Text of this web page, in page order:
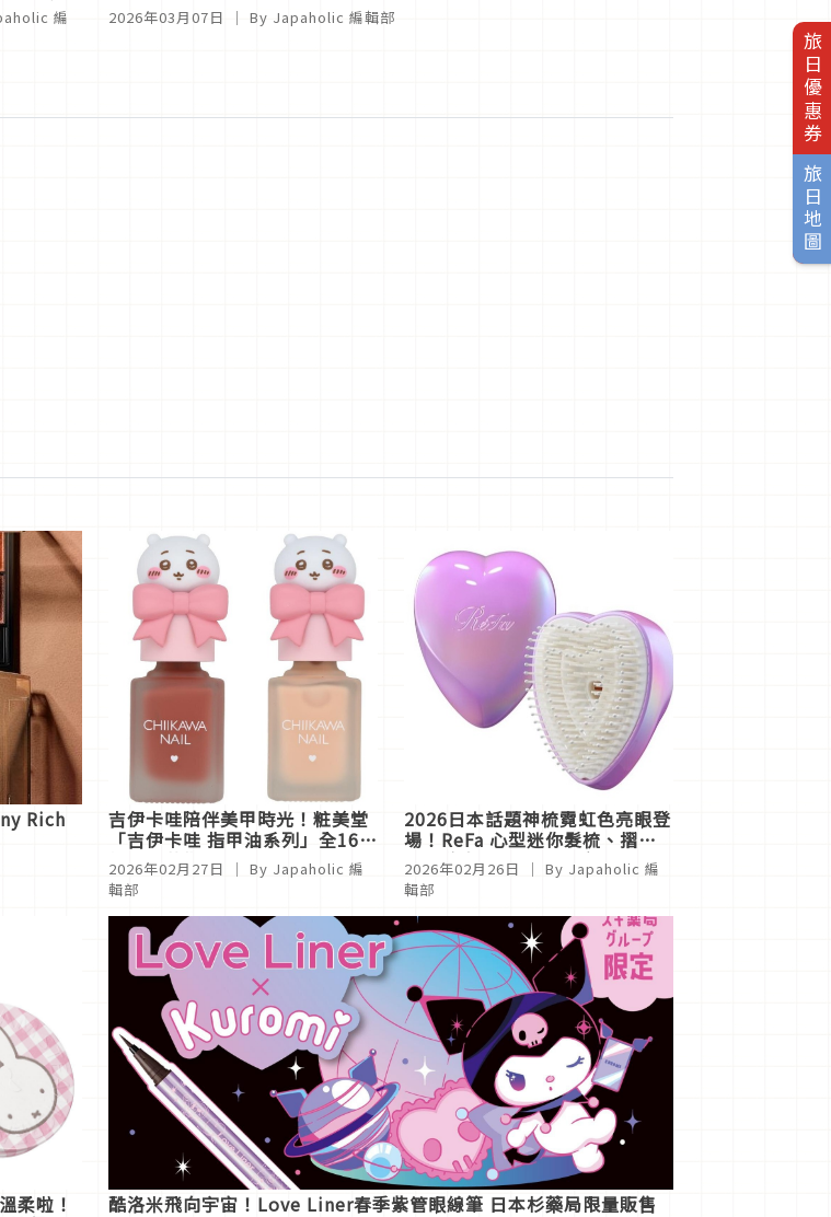
旅日優惠券
旅日地圖
女孩心
編
2026年03月07日 ｜ By Japaholic 編輯部
Rich 吉伊卡哇陪伴美甲時光！粧美堂
「吉伊卡哇 指甲油系列」全16色
打造最萌指尖
2026年02月27日 ｜ By Japaholic 編
輯部
2026日本話題神梳霓虹色亮眼登
場！ReFa 心型迷你髮梳、摺疊
梳、隨身鏡 3月3日上市
2026年02月26日 ｜ By Japaholic 編
輯部
柔啦！ 酷洛米飛向宇宙！Love Liner春季紫管眼線筆 日本杉藥局限量販售